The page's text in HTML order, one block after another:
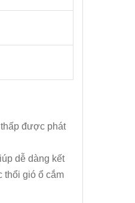
được phát
dễ dàng kết
thổi gió ổ cắm